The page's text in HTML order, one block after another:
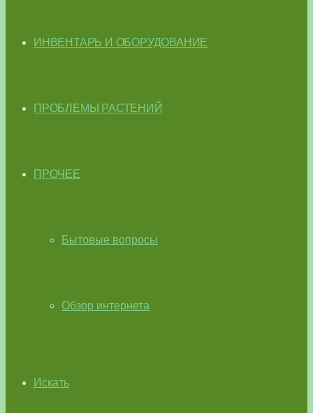
ИНВЕНТАРЬ И ОБОРУДОВАНИЕ
ПРОБЛЕМЫ РАСТЕНИЙ
ПРОЧЕЕ
Бытовые вопросы
Обзор интернета
Искать